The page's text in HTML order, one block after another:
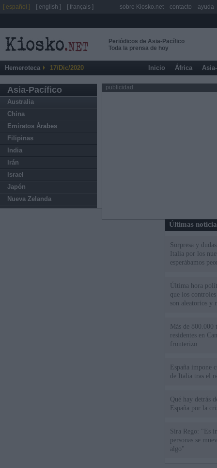
Periódicos de Asia-Pacífico
Toda la prensa de hoy
Hemeroteca 17/Dic/2020 Inicio África
Asia-Pacífico
Australia
China
Emiratos Árabes
Filipinas
India
Irán
Israel
Japón
Nueva Zelanda
publicidad
Últimas
Sorpresa y
Italia por los
esperábamos
Última hora
que los
son aleatorios y
Más de 800.000
residentes en
fronterizo
España impone
de Italia tras el
Qué hay detrás
España por la
Sira Rego: "Es
personas se
algo"
[ español ] [ english ] [ français ] sobre Kiosko.net contacto ayuda